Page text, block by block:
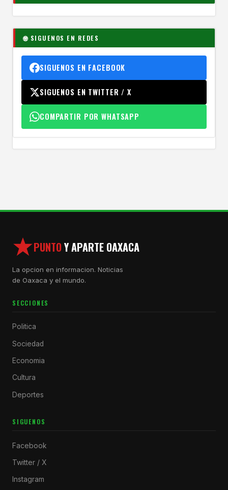
🌐 SIGUENOS EN REDES
SIGUENOS EN FACEBOOK
SIGUENOS EN TWITTER / X
COMPARTIR POR WHATSAPP
PUNTOY APARTE OAXACA
La opcion en informacion. Noticias
de Oaxaca y el mundo.
SECCIONES
Politica
Sociedad
Economia
Cultura
Deportes
SIGUENOS
Facebook
Twitter / X
Instagram